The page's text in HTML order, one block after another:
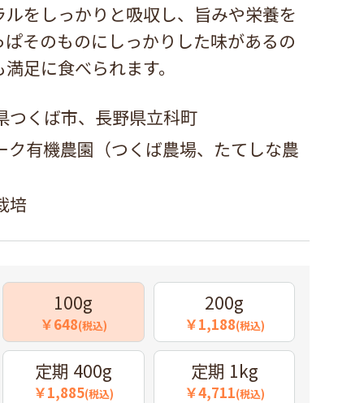
をしっかりと吸収し、旨みや栄養を
そのものにしっかりした味があるの
足に食べられます。
つくば市、長野県立科町
ク有機農園（つくば農場、たてしな農
培
100g
￥648(税込)
200g
￥1,188(税込)
定期 400g
￥1,885(税込)
定期 1kg
￥4,711(税込)